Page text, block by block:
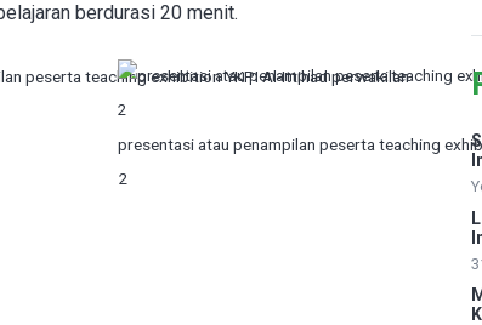
berdurasi 20 menit.
peserta teaching exhibition YKPI Al-Ittihad perwakilan
presentasi atau penampilan peserta teaching
2